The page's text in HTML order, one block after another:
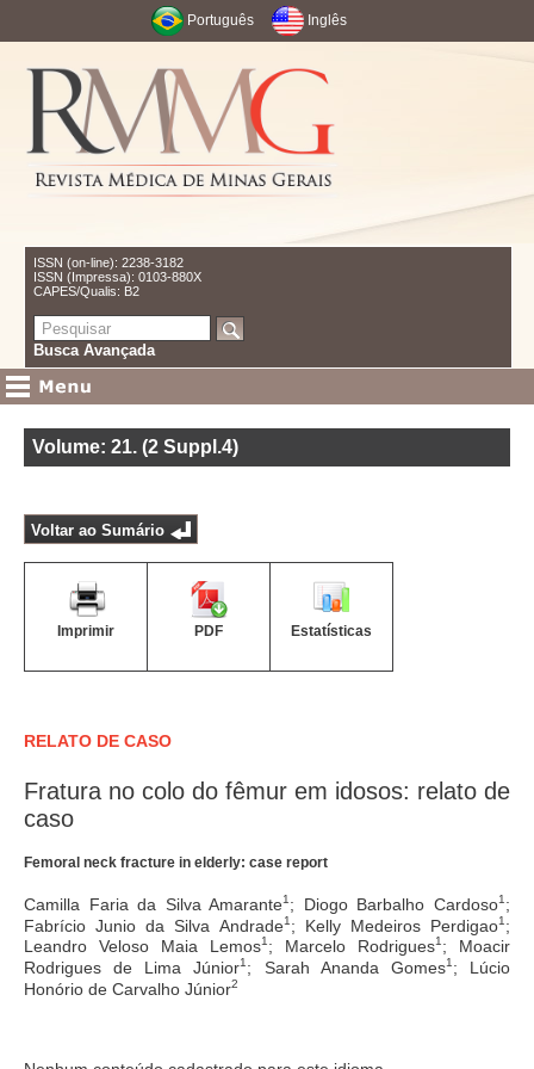
Português Inglês
ISSN (on-line): 2238-3182
ISSN (Impressa): 0103-880X
CAPES/Qualis: B2
Busca Avançada
Volume: 21. (2 Suppl.4)
Voltar ao Sumário
Imprimir PDF Estatísticas
RELATO DE CASO
Fratura no colo do fêmur em idosos: relato de
caso
Femoral neck fracture in elderly: case report
Camilla Faria da Silva Amarante1 ; Diogo Barbalho Cardoso1 ;
Fabrício Junio da Silva Andrade1 ; Kelly Medeiros Perdigao1 ;
Leandro Veloso Maia Lemos1; Marcelo Rodrigues1; Moacir
Rodrigues de Lima Júnior1 ; Sarah Ananda Gomes1 ; Lúcio
Honório de Carvalho Júnior2